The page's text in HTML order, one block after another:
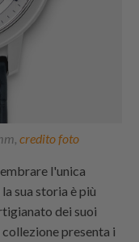
credito foto
l'unica
sua storia è più
dei suoi
presenta i